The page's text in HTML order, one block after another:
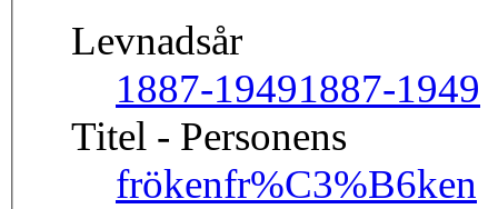
Levnadsår
1887-19491887-1949
Titel - Personens
frökenfr%C3%B6ken